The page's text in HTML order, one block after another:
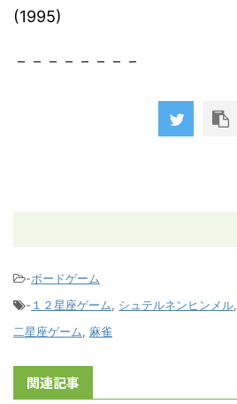
(1995)
－－－－－－－－
-ボードゲーム
- １２星座ゲーム, シュテルネンヒンメル,
二星座ゲーム, 麻雀
関連記事